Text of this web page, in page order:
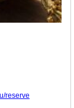
reserve